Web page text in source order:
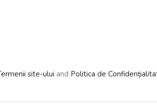
site-ului and Politica de